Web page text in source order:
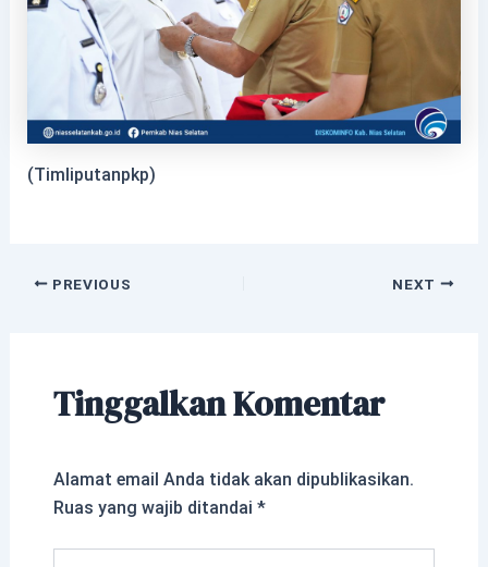
(Timliputanpkp)
PREVIOUS NEXT
Tinggalkan Komentar
Alamat email Anda tidak akan dipublikasikan.
Ruas yang wajib ditandai *